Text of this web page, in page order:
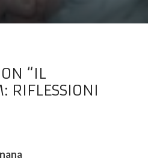
“IL
RIFLESSIONI